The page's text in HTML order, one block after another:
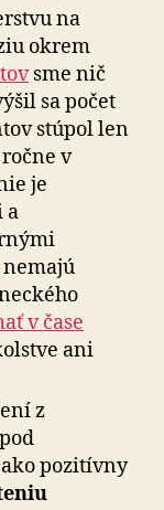
na
okrem
sme nič
sa počet
stúpol len
v
je
a
v čase
ani
z
pozitívny